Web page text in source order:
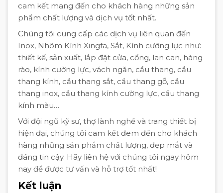
cam kết mang đến cho khách hàng những sản
phẩm chất lượng và dịch vụ tốt nhất.
Chúng tôi cung cấp các dịch vụ liên quan đến
Inox, Nhôm Kính Xingfa, Sắt, Kính cường lực như:
thiết kế, sản xuất, lắp đặt cửa, cổng, lan can, hàng
rào, kính cường lực, vách ngăn, cầu thang, cầu
thang kính, cầu thang sắt, cầu thang gỗ, cầu
thang inox, cầu thang kính cường lực, cầu thang
kính màu…
Với đội ngũ kỹ sư, thợ lành nghề và trang thiết bị
hiện đại, chúng tôi cam kết đem đến cho khách
hàng những sản phẩm chất lượng, đẹp mắt và
đáng tin cậy. Hãy liên hệ với chúng tôi ngay hôm
nay để được tư vấn và hỗ trợ tốt nhất!
Kết luận